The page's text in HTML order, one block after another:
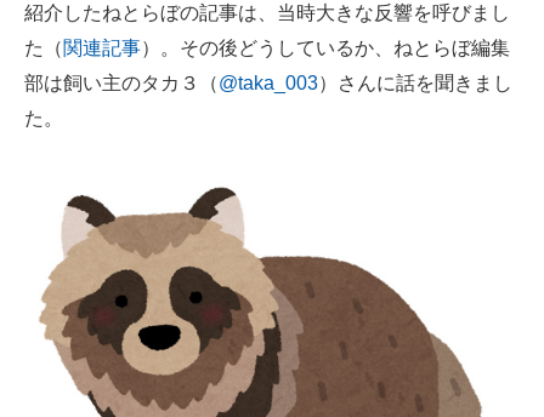
スマホと通信の最新トレンド
進化するPCとデバイスの未来
AI活用のいまが分かる
企業ITのトレンドを詳説
経営リーダーのコミュニティ
マーケ×ITの今がよく分かる
紹介したねとらぼの記事は、当時大きな反響を呼びまし
た（関連記事）。その後どうしているか、ねとらぼ編集
部は飼い主のタカ３（@taka_003）さんに話を聞きまし
た。